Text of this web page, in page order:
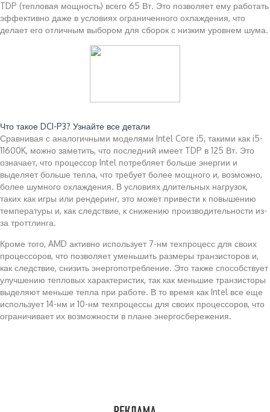
TDP (тепловая мощность) всего 65 Вт. Это позволяет ему работать
эффективно даже в условиях ограниченного охлаждения, что
делает его отличным выбором для сборок с низким уровнем шума.
Что такое DCI-P3? Узнайте все детали
Сравнивая с аналогичными моделями Intel Core i5, такими как i5-
11600K, можно заметить, что последний имеет TDP в 125 Вт. Это
означает, что процессор Intel потребляет больше энергии и
выделяет больше тепла, что требует более мощного и, возможно,
более шумного охлаждения. В условиях длительных нагрузок,
таких как игры или рендеринг, это может привести к повышению
температуры и, как следствие, к снижению производительности из-
за троттлинга.
Кроме того, AMD активно использует 7-нм техпроцесс для своих
процессоров, что позволяет уменьшить размеры транзисторов и,
как следствие, снизить энергопотребление. Это также способствует
улучшению тепловых характеристик, так как меньшие транзисторы
выделяют меньше тепла при работе. В то время как Intel все еще
использует 14-нм и 10-нм техпроцессы для своих процессоров, что
ограничивает их возможности в плане энергосбережения.